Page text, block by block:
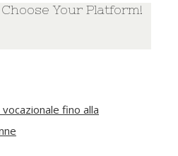
Your Platform!